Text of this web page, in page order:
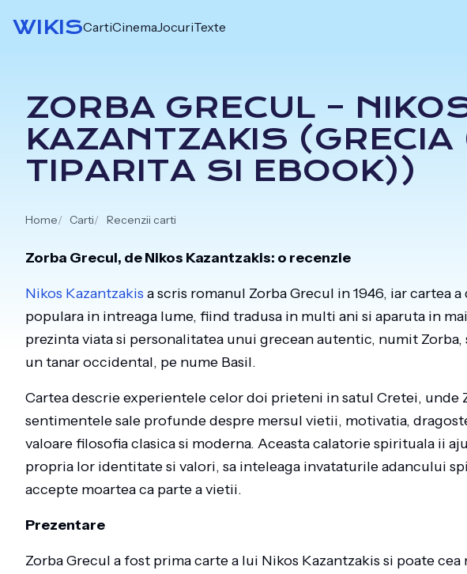
WIKISCartiCinemaJocuriTexte
ZORBA GRECUL –
KAZANTZAKIS (GRECIA
TIPARITA SI EBOOK))
Home Carti Recenzii carti
Zorba Grecul, de Nikos Kazantzakis: o recenzie
Nikos Kazantzakis a scris romanul Zorba Grecul in 1946, iar cartea
populara in intreaga lume, fiind tradusa in multi ani si aparuta in
prezinta viata si personalitatea unui grecean autentic, numit Zorba,
un tanar occidental, pe nume Basil.
Cartea descrie experientele celor doi prieteni in satul Cretei, unde
sentimentele sale profunde despre mersul vietii, motivatia,
valoare filosofia clasica si moderna. Aceasta calatorie spirituala ii
propria lor identitate si valori, sa inteleaga invataturile adancului
accepte moartea ca parte a vietii.
Prezentare
Zorba Grecul a fost prima carte a lui Nikos Kazantzakis si poate